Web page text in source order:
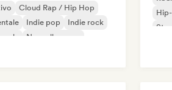
Cloud Rap / Hip Hop
Indie pop
Indie rock
Nouvelle scene